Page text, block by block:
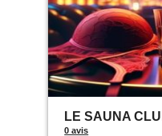
LE SAUNA
0 avis